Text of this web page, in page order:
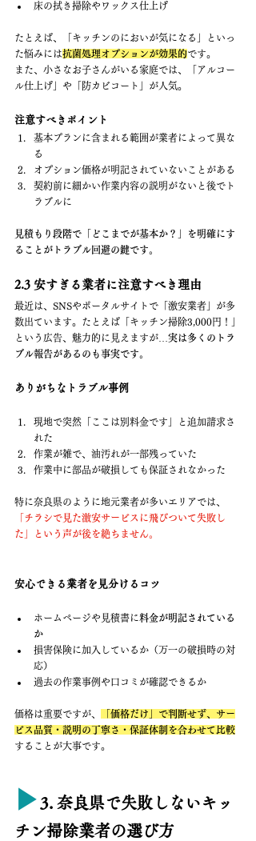
床の拭き掃除やワックス仕上げ
たとえば、「キッチンのにおいが気になる」といっ
た悩みには抗菌処理オプションが効果的です。
また、小さなお子さんがいる家庭では、「アルコー
ル仕上げ」や「防カビコート」が人気。
注意すべきポイント
基本プランに含まれる範囲が業者によって異な
る
オプション価格が明記されていないことがある
契約前に細かい作業内容の説明がないと後でト
ラブルに
見積もり段階で「どこまでが基本か？」を明確にす
ることがトラブル回避の鍵です。
2.3 安すぎる業者に注意すべき理由
最近は、SNSやポータルサイトで「激安業者」が多
数出ています。たとえば「キッチン掃除3,000円！」
という広告、魅力的に見えますが… 実は多くのトラ
ブル報告があるのも事実です。
ありがちなトラブル事例
現地で突然「ここは別料金です」と追加請求さ
れた
作業が雑で、油汚れが一部残っていた
作業中に部品が破損しても保証されなかった
特に奈良県のように地元業者が多いエリアでは、
「チラシで見た激安サービスに飛びついて失敗し
た」という声が後を絶ちません。
安心できる業者を見分けるコツ
ホームページや見積書に料金が明記されている
か
損害保険に加入しているか（万一の破損時の対
応）
過去の作業事例や口コミが確認できるか
価格は重要ですが、
「価格だけ」で判断せず、サー
ビス品質・説明の丁寧さ・保証体制を合わせて比較
することが大事です。
▶︎ 3. 奈良県で失敗しないキッ
チン掃除業者の選び方